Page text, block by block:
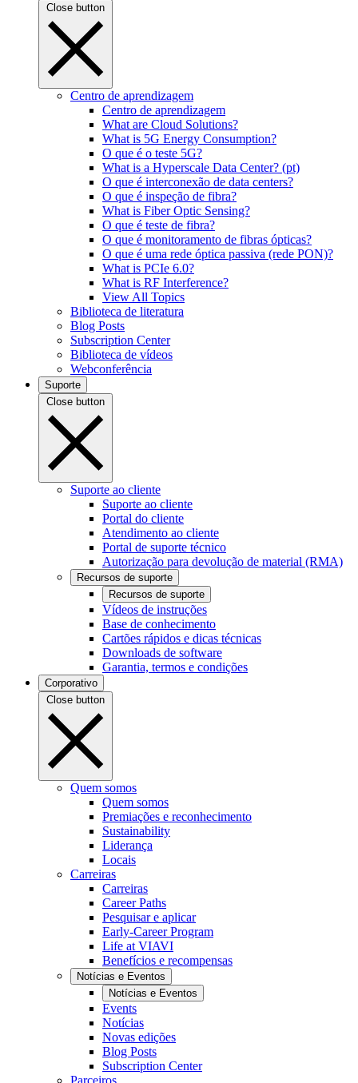
Close button
Centro de aprendizagem
Centro de aprendizagem
What are Cloud Solutions?
What is 5G Energy Consumption?
O que é o teste 5G?
What is a Hyperscale Data Center? (pt)
O que é interconexão de data centers?
O que é inspeção de fibra?
What is Fiber Optic Sensing?
O que é teste de fibra?
O que é monitoramento de fibras ópticas?
O que é uma rede óptica passiva (rede PON)?
What is PCIe 6.0?
What is RF Interference?
View All Topics
Biblioteca de literatura
Blog Posts
Subscription Center
Biblioteca de vídeos
Webconferência
Suporte
Close button
Suporte ao cliente
Suporte ao cliente
Portal do cliente
Atendimento ao cliente
Portal de suporte técnico
Autorização para devolução de material (RMA)
Recursos de suporte
Recursos de suporte
Vídeos de instruções
Base de conhecimento
Cartões rápidos e dicas técnicas
Downloads de software
Garantia, termos e condições
Corporativo
Close button
Quem somos
Quem somos
Premiações e reconhecimento
Sustainability
Liderança
Locais
Carreiras
Carreiras
Career Paths
Pesquisar e aplicar
Early-Career Program
Life at VIAVI
Benefícios e recompensas
Notícias e Eventos
Notícias e Eventos
Events
Notícias
Novas edições
Blog Posts
Subscription Center